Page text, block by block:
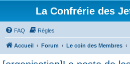
La Confrérie des
FAQ Règles
Accueil Forum Le coin des Membres